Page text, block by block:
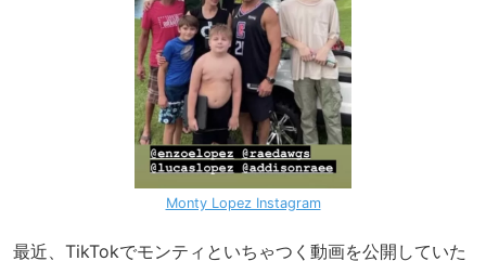
Monty Lopez Instagram
最近、TikTokでモンティといちゃつく動画を公開していた